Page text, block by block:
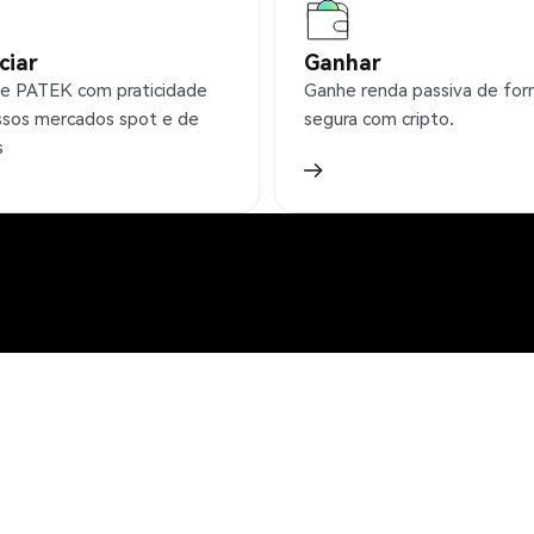
PATEK com praticidade
mercados spot e de
Ganhar
Ganhe renda passiva de
segura com cripto.